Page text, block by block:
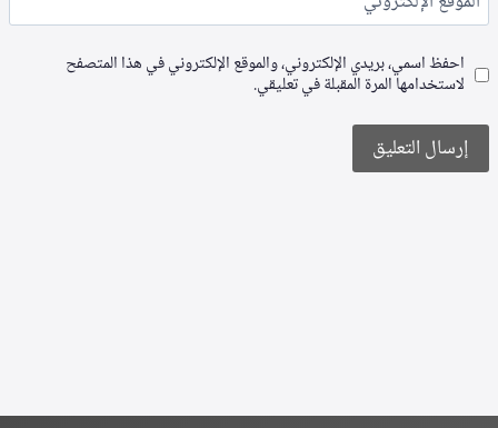
احفظ اسمي، بريدي الإلكتروني، والموقع الإلكتروني في هذا المتصفح
لاستخدامها المرة المقبلة في تعليقي.